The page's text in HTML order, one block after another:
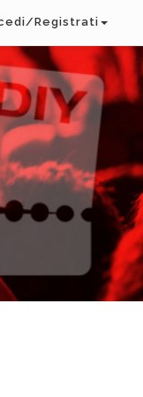
Registrati